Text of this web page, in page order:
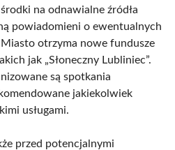
na odnawialne źródła
powiadomieni o ewentualnych
otrzyma nowe fundusze
jak „Słoneczny Lubliniec”.
są spotkania
jakiekolwiek
usługami.
przed potencjalnymi